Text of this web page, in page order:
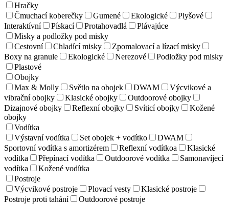
Hračky
Čmuchací koberečky
Gumené Ekologické
Plyšové
Interaktívní
Pískací Protahovadlá
Plávajúce
Misky a podložky pod misky
Cestovní
Chladící misky
Zpomalovací a lízací misky
Boxy na granule
Ekologické Nerezové
Podložky pod misky
Plastové
Obojky
Max & Molly
Světlo na obojek DWAM
Výcvikové a
vibrační obojky
Klasické obojky
Outdoorové obojky
Dizajnové obojky
Reflexní obojky Svíticí obojky
Kožené
obojky
Vodítka
Výstavní vodítka
Set obojek + vodítko
DWAM
Sportovní vodítka s amortizérem
Reflexní vodítkoa
Klasické
vodítka
Přepínací vodítka Outdoorové vodítka
Samonavíjecí
vodítka
Kožené vodítka
Postroje
Výcvikové postroje
Plovací vesty
Klasické postroje
Postroje proti tahání
Outdoorové postroje